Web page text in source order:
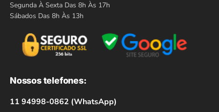
Segunda À Sexta Das 8h Às 17h
Sábados Das 8h Às 13h
Nossos telefones:
11 94998-0862 (WhatsApp)